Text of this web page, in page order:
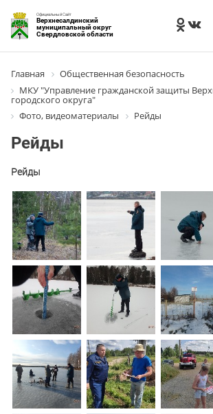
Официальный Сайт
Верхнесалдинский
муниципальный округ
Свердловской области
Главная
Общественная безопасность
МКУ "Управление гражданской защиты
городского округа"
Фото, видеоматериалы
Рейды
Рейды
Рейды